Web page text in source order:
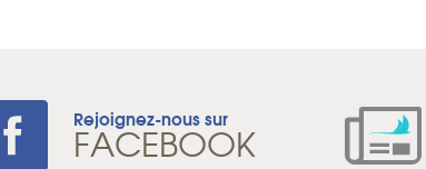
Rejoignez-nous sur
FACEBOOK